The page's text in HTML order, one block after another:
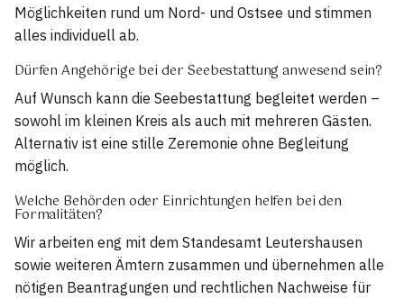
Möglichkeiten rund um Nord- und Ostsee und stimmen
alles individuell ab.
Dürfen Angehörige bei der Seebestattung anwesend sein?
Auf Wunsch kann die Seebestattung begleitet werden –
sowohl im kleinen Kreis als auch mit mehreren Gästen.
Alternativ ist eine stille Zeremonie ohne Begleitung
möglich.
Welche Behörden oder Einrichtungen helfen bei den
Formalitäten?
Wir arbeiten eng mit dem Standesamt Leutershausen
sowie weiteren Ämtern zusammen und übernehmen alle
nötigen Beantragungen und rechtlichen Nachweise für